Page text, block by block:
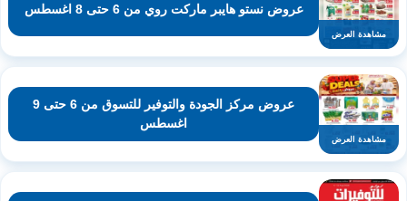
مشاهدة العرض
عروض نستو هايبر ماركت روي من 6 حتى 8 اغسطس
مشاهدة العرض
عروض مركز الجودة والتوفير للتسوق من 6 حتى 9
اغسطس